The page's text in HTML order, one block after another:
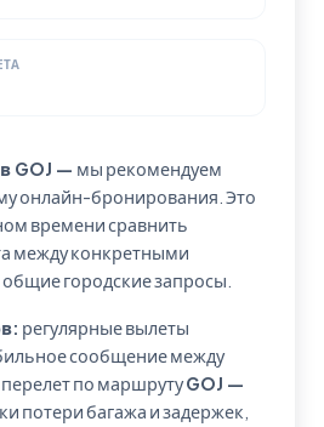
GOJ — мы рекомендуем
онлайн-бронирования. Это
времени сравнить
между конкретными
городские запросы.
регулярные вылеты
сообщение между
по маршрутуGOJ —
потери багажа и задержек,